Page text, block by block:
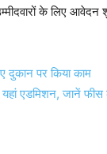
के लिए
दुकान पर किया काम
यहां एडमिशन, जानें